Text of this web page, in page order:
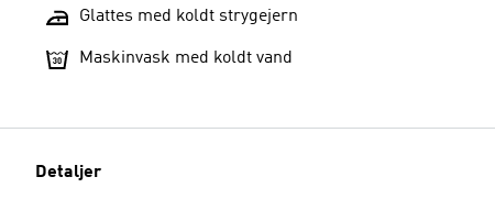
Glattes med koldt strygejern
Maskinvask med koldt vand
Detaljer